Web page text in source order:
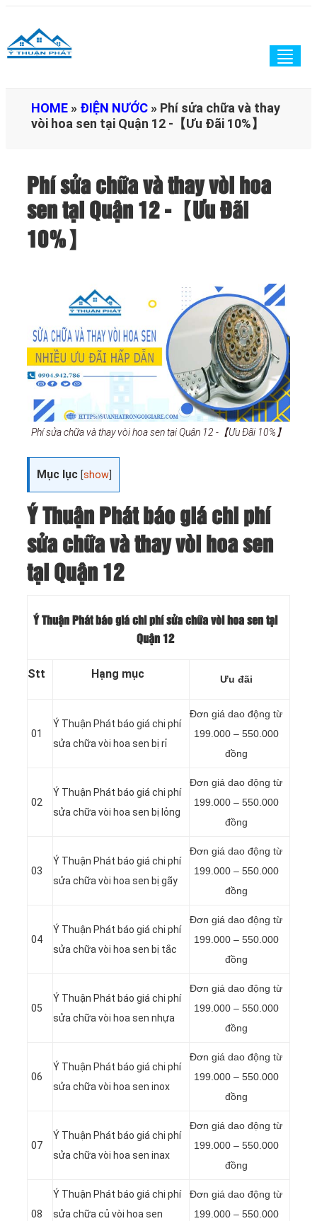
HOME » ĐIỆN NƯỚC » Phí sửa chữa và thay
vòi hoa sen tại Quận 12 -【Ưu Đãi 10%】
Phí sửa chữa và thay vòi hoa
sen tại Quận 12 -【Ưu Đãi
10%】
Phí sửa chữa và thay vòi hoa sen tại Quận 12 -【Ưu Đãi 10%】
Mục lục [show
Ý Thuận Phát báo giá chi phí
sửa chữa và thay vòi hoa sen
tại Quận 12
Ý Thuận Phát báo giá chi phí sửa chữa vòi hoa sen tại
Quận 12
Stt Hạng mục Ưu đãi
01
Ý Thuận Phát báo giá chi phí
sửa chữa vòi hoa sen bị rỉ
Đơn giá dao động từ
199.000 – 550.000
đồng
02
Ý Thuận Phát báo giá chi phí
sửa chữa vòi hoa sen bị lỏng
Đơn giá dao động từ
199.000 – 550.000
đồng
03
Ý Thuận Phát báo giá chi phí
sửa chữa vòi hoa sen bị gãy
Đơn giá dao động từ
199.000 – 550.000
đồng
04
Ý Thuận Phát báo giá chi phí
sửa chữa vòi hoa sen bị tắc
Đơn giá dao động từ
199.000 – 550.000
đồng
05
Ý Thuận Phát báo giá chi phí
sửa chữa vòi hoa sen nhựa
Đơn giá dao động từ
199.000 – 550.000
đồng
06
Ý Thuận Phát báo giá chi phí
sửa chữa vòi hoa sen inox
Đơn giá dao động từ
199.000 – 550.000
đồng
07
Ý Thuận Phát báo giá chi phí
sửa chữa vòi hoa sen inax
Đơn giá dao động từ
199.000 – 550.000
đồng
08
Ý Thuận Phát báo giá chi phí
sửa chữa củ vòi hoa sen
Đơn giá dao động từ
199.000 – 550.000